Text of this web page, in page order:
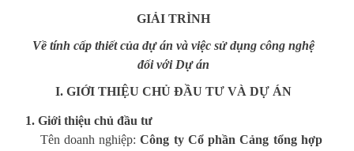
GIẢI TRÌNH
Về tính cấp thiết củadự án và việc sử dụng công nghệ
đối với Dự án
I. GIỚI THIỆU CHỦ ĐẦU TƯ VÀ DỰ ÁN
1. Giới thiệu chủ đầu tư
Tên doanh nghiệp:Công ty Cổ phần Cảng tổng hợp